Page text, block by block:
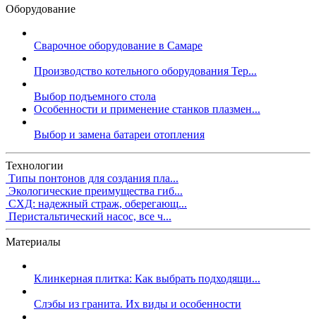
Оборудование
Сварочное оборудование в Самаре
Производство котельного оборудования Тер...
Выбор подъемного стола
Особенности и применение станков плазмен...
Выбор и замена батареи отопления
Технологии
Типы понтонов для создания пла...
Экологические преимущества гиб...
СХД: надежный страж, оберегающ...
Перистальтический насос, все ч...
Материалы
Клинкерная плитка: Как выбрать подходящи...
Слэбы из гранита. Их виды и особенности